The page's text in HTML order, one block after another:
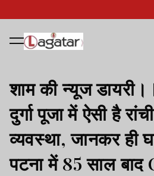
शाम की न्यूज
दुर्गा पूजा में ऐसी है
व्यवस्था, जानकर ही
पटना में 85 साल बाद